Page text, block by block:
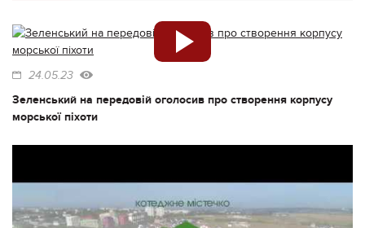
24.05.23
Зеленський на передовій оголосив про створення корпусу
морської піхоти